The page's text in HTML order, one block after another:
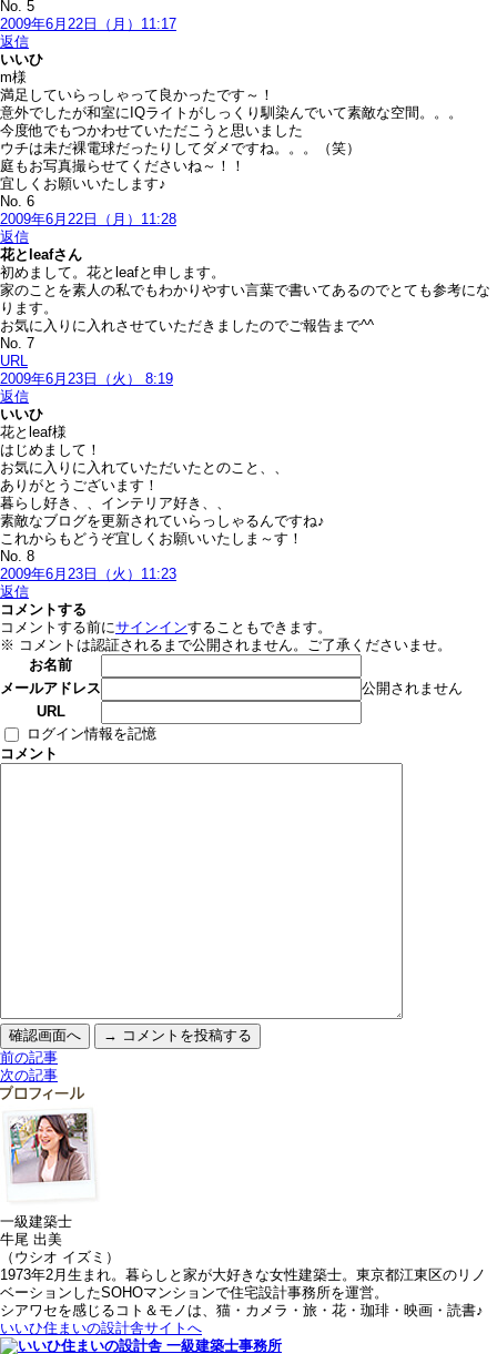
No. 5
2009年6月22日（月）11:17
返信
いいひ
m様
満足していらっしゃって良かったです～！
意外でしたが和室にIQライトがしっくり馴染んでいて素敵な空間。。。
今度他でもつかわせていただこうと思いました
ウチは未だ裸電球だったりしてダメですね。。。（笑）
庭もお写真撮らせてくださいね～！！
宜しくお願いいたします♪
No. 6
2009年6月22日（月）11:28
返信
花とleafさん
初めまして。花とleafと申します。
家のことを素人の私でもわかりやすい言葉で書いてあるのでとても参考にな
ります。
お気に入りに入れさせていただきましたのでご報告まで^^
No. 7
URL
2009年6月23日（火） 8:19
返信
いいひ
花とleaf様
はじめまして！
お気に入りに入れていただいたとのこと、、
ありがとうございます！
暮らし好き、、インテリア好き、、
素敵なブログを更新されていらっしゃるんですね♪
これからもどうぞ宜しくお願いいたしま～す！
No. 8
2009年6月23日（火）11:23
返信
コメントする
コメントする前にサインインすることもできます。
※ コメントは認証されるまで公開されません。ご了承くださいませ。
お名前
メールアドレス
公開されません
URL
ログイン情報を記憶
コメント
前の記事
次の記事
一級建築士
牛尾 出美
（ウシオ イズミ）
1973年2月生まれ。暮らしと家が大好きな女性建築士。東京都江東区のリノ
ベーションしたSOHOマンションで住宅設計事務所を運営。
シアワセを感じるコト＆モノは、猫・カメラ・旅・花・珈琲・映画・読書♪
いいひ住まいの設計舎サイトへ